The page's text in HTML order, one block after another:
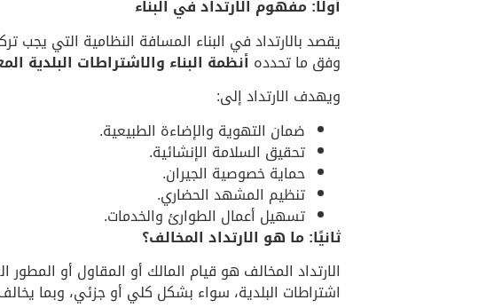
أولًا: مفهوم الارتداد في البناء
يقصد بالارتداد في البناء المسافة النظامية التي يجب
وفق ما تحدده أنظمة البناء والاشتراطات البلدية
ويهدف الارتداد إلى:
ضمان التهوية والإضاءة الطبيعية.
تحقيق السلامة الإنشائية.
حماية خصوصية الجيران.
تنظيم المشهد الحضاري.
تسهيل أعمال الطوارئ والخدمات.
ثانيًا: ما هو الارتداد المخالف؟
الارتداد المخالف هو قيام المالك أو المقاول أو المطور
اشتراطات البلدية، سواء بشكل كلي أو جزئي، وبما